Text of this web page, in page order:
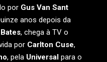
por Gus Van Sant
anos depois da
, chega à TV o
por Carlton Cuse,
, pela Universal para o